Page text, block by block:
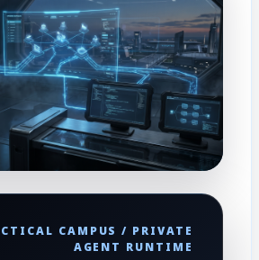
CAMPUS / PRIVATE
AGENT RUNTIME